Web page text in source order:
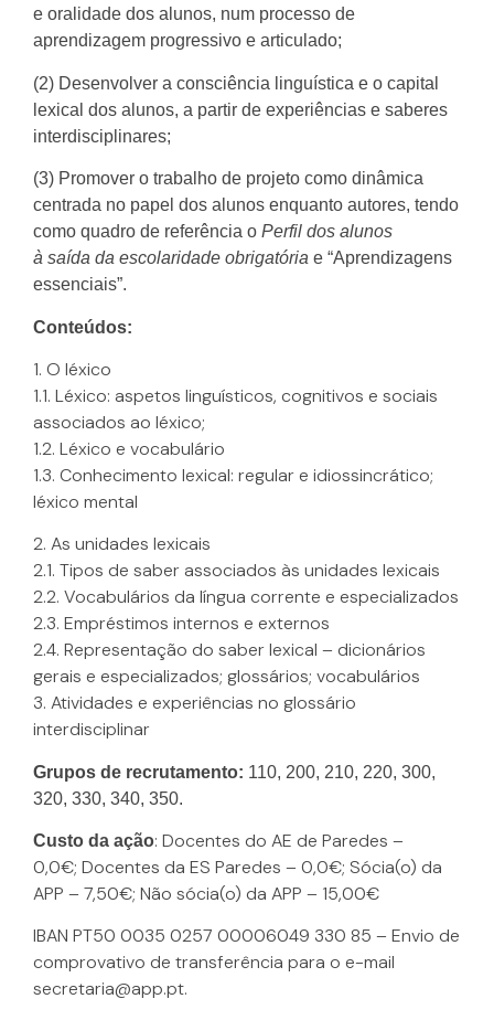
e oralidade dos alunos, num processo de
aprendizagem progressivo e articulado;
(2) Desenvolver a consciência linguística e o capital
lexical dos alunos, a partir de experiências e saberes
interdisciplinares;
(3) Promover o trabalho de projeto como dinâmica
centrada no papel dos alunos enquanto autores, tendo
como quadro de referência o Perfil dos alunos
à saída da escolaridade obrigatória e “Aprendizagens
essenciais”.
Conteúdos:
1. O léxico
1.1. Léxico: aspetos linguísticos, cognitivos e sociais
associados ao léxico;
1.2. Léxico e vocabulário
1.3. Conhecimento lexical: regular e idiossincrático;
léxico mental
2. As unidades lexicais
2.1. Tipos de saber associados às unidades lexicais
2.2. Vocabulários da língua corrente e especializados
2.3. Empréstimos internos e externos
2.4. Representação do saber lexical – dicionários
gerais e especializados; glossários; vocabulários
3. Atividades e experiências no glossário
interdisciplinar
Grupos de recrutamento: 110, 200, 210, 220, 300,
320, 330, 340, 350.
Custo da ação: Docentes do AE de Paredes –
0,0€; Docentes da ES Paredes – 0,0€; Sócia(o) da
APP – 7,50€; Não sócia(o) da APP – 15,00€
IBAN PT50 0035 0257 00006049 330 85 – Envio de
comprovativo de transferência para o e-mail
secretaria@app.pt.